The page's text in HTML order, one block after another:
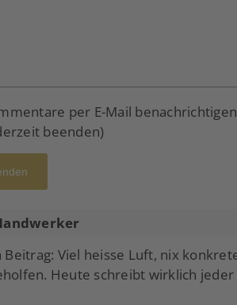
per E-Mail
beenden)
Viel heisse Luft, nix
Heute schreibt wirklich